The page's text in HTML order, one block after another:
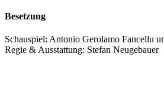
Besetzung
Schauspiel: Antonio Gerolamo Fancellu
Regie & Ausstattung: Stefan Neugebauer